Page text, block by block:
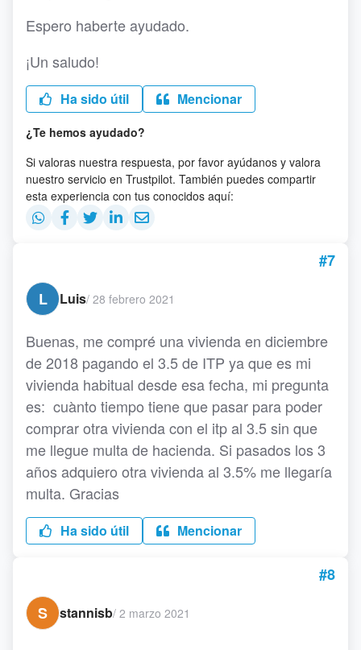
Espero haberte ayudado.
¡Un saludo!
Ha sido útil Mencionar
¿Te hemos ayudado?
Si valoras nuestra respuesta, por favor ayúdanos y valora
nuestro servicio en Trustpilot. También puedes compartir
esta experiencia con tus conocidos aquí:
#7
L
Luis/ 28 febrero 2021
Buenas, me compré una vivienda en diciembre
de 2018 pagando el 3.5 de ITP ya que es mi
vivienda habitual desde esa fecha, mi pregunta
es: cuànto tiempo tiene que pasar para poder
comprar otra vivienda con el itp al 3.5 sin que
me llegue multa de hacienda. Si pasados los 3
años adquiero otra vivienda al 3.5% me llegaría
multa. Gracias
Ha sido útil Mencionar
#8
S
stannisb/ 2 marzo 2021